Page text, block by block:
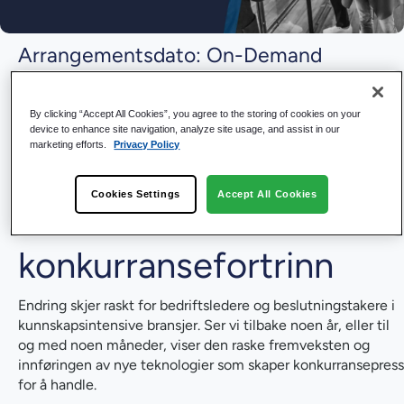
Arrangementsdato: On-Demand
Tilpass
innholdstjenestestrateg
ien din for å beholde et
konkurransefortrinn
Endring skjer raskt for bedriftsledere og beslutningstakere i
kunnskapsintensive bransjer. Ser vi tilbake noen år, eller til
og med noen måneder, viser den raske fremveksten og
innføringen av nye teknologier som skaper konkurransepress
for å handle.
By clicking “Accept All Cookies”, you agree to the storing of cookies on your
device to enhance site navigation, analyze site usage, and assist in our
marketing efforts.
Privacy Policy
Cookies Settings Accept All Cookies